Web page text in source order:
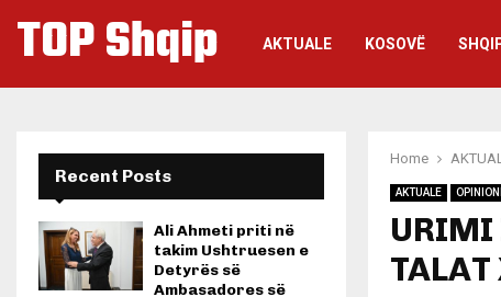
TOP Shqip AKTUALE KOSOVË
Home
AKTUALE
URIMI
TALAT
Recent Posts
Ali Ahmeti priti në
takim Ushtruesen e
Detyrës së
Ambasadores së